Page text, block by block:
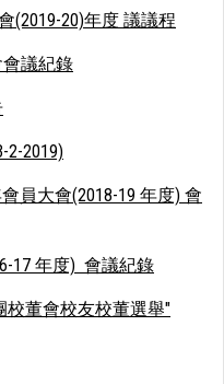
(2019-20)年度 議議程
議紀錄
2019)
員大會(2018-19 年度) 會
17 年度) 會議紀錄
校董會校友校董選舉"